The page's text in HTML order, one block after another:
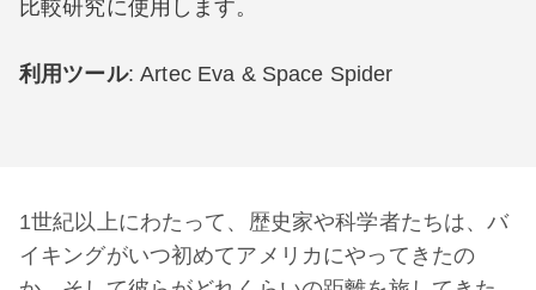
比較研究に使用します。
利用ツール: Artec Eva & Space Spider
1世紀以上にわたって、歴史家や科学者たちは、バ
イキングがいつ初めてアメリカにやってきたの